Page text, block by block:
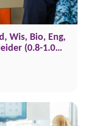
Wis, Bio, Eng,
(0.8-1.0